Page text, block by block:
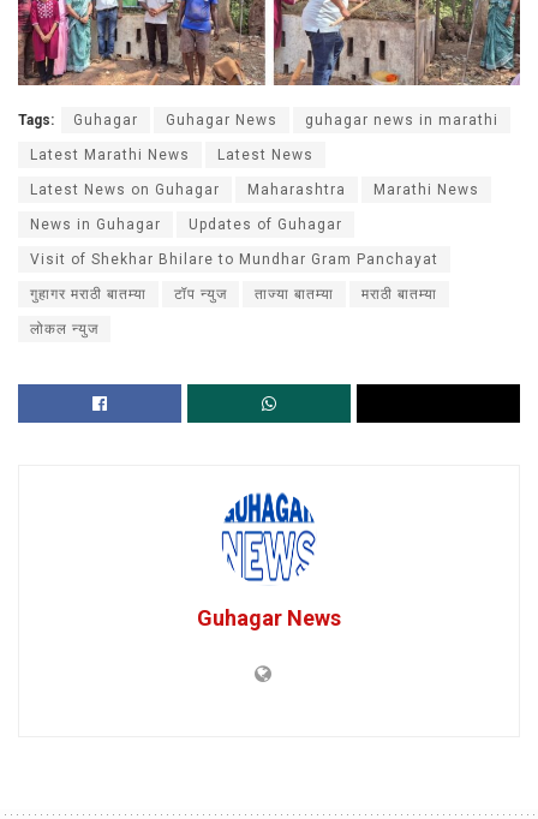
Tags: Guhagar Guhagar News guhagar news in marathi
Latest Marathi News Latest News
Latest News on Guhagar Maharashtra Marathi News
News in Guhagar Updates of Guhagar
Visit of Shekhar Bhilare to Mundhar Gram Panchayat
गुहागर मराठी बातम्या टॉप न्युज ताज्या बातम्या मराठी बातम्या
लोकल न्युज
Guhagar News